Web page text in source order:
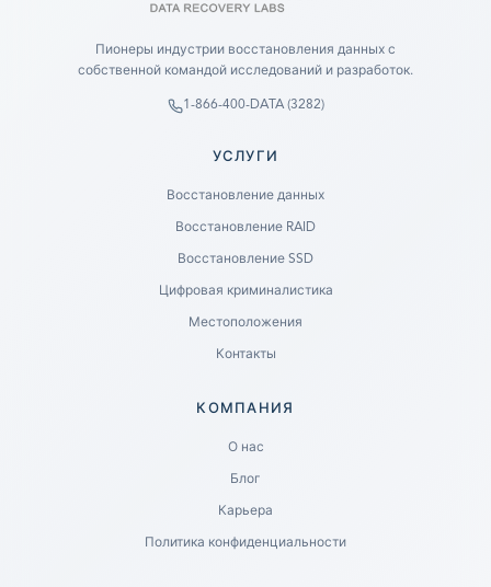
Пионеры индустрии восстановления данных с
собственной командой исследований и разработок.
1-866-400-DATA (3282)
УСЛУГИ
Восстановление данных
Восстановление RAID
Восстановление SSD
Цифровая криминалистика
Местоположения
Контакты
КОМПАНИЯ
О нас
Блог
Карьера
Политика конфиденциальности